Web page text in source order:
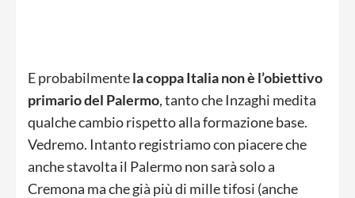
E probabilmentela coppa Italia non è l’obiettivo
primario del Palermo, tanto che Inzaghi medita
qualche cambio rispetto alla formazione base.
Vedremo. Intanto registriamo con piacere che
anche stavolta il Palermo non sarà solo a
Cremona ma che già più di mille tifosi (anche